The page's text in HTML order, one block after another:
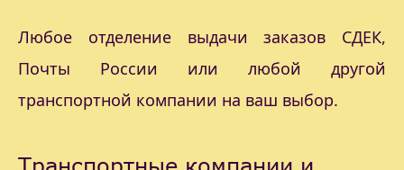
Любое отделение выдачи заказов СДЕК,
Почты России или любой другой
транспортной компании на ваш выбор.